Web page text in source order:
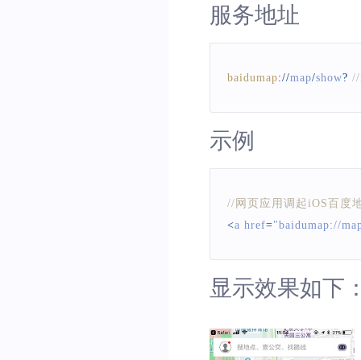
服务地址
baidumap://map/show?
示例
//网页应用调起iOS百度
<a href="baidumap://
显示效果如下